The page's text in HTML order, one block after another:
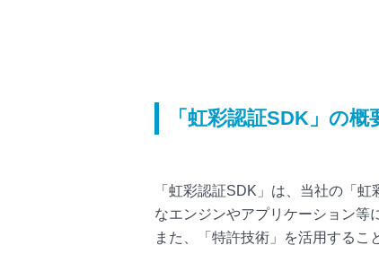
「虹彩認証SDK」の概
「虹彩認証SDK」は、当社の「
なエンジンやアプリケーション等
また、「特許技術」を活用するこ